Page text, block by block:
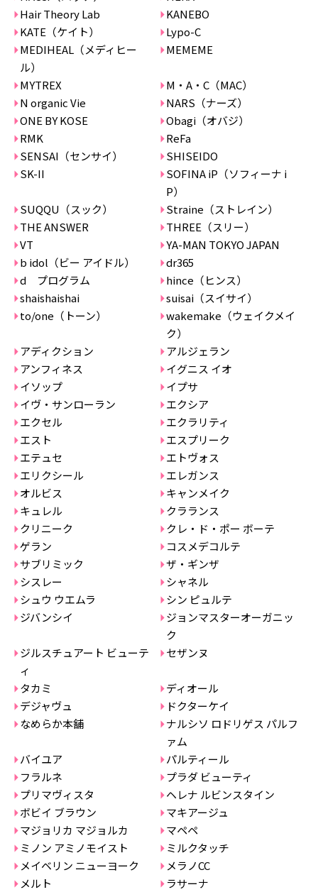
Hair Theory Lab
KANEBO
KATE（ケイト）
Lypo-C
MEDIHEAL（メディヒー
ル）
MEMEME
MYTREX
M・A・C（MAC）
N organic Vie
NARS（ナーズ）
ONE BY KOSE
Obagi（オバジ）
RMK
ReFa
SENSAI（センサイ）
SHISEIDO
SK-II
SOFINA iP（ソフィーナ i
P）
SUQQU（スック）
Straine（ストレイン）
THE ANSWER
THREE（スリー）
VT
YA-MAN TOKYO JAPAN
b idol（ビー アイドル）
dr365
d プログラム
hince（ヒンス）
shaishaishai
suisai（スイサイ）
to/one（トーン）
wakemake（ウェイクメイ
ク）
アディクション
アルジェラン
アンフィネス
イグニス イオ
イソップ
イプサ
イヴ・サンローラン
エクシア
エクセル
エクラリティ
エスト
エスプリーク
エテュセ
エトヴォス
エリクシール
エレガンス
オルビス
キャンメイク
キュレル
クラランス
クリニーク
クレ・ド・ポー ボーテ
ゲラン
コスメデコルテ
サブリミック
ザ・ギンザ
シスレー
シャネル
シュウ ウエムラ
シン ピュルテ
ジバンシイ
ジョンマスターオーガニッ
ク
ジルスチュアート ビューテ
ィ
セザンヌ
タカミ
ディオール
デジャヴュ
ドクターケイ
なめらか本舗
ナルシソ ロドリゲス パルフ
ァム
バイユア
パルティール
フラルネ
プラダ ビューティ
プリマヴィスタ
ヘレナ ルビンスタイン
ボビイ ブラウン
マキアージュ
マジョリカ マジョルカ
マペペ
ミノン アミノモイスト
ミルクタッチ
メイベリン ニューヨーク
メラノCC
メルト
ラサーナ